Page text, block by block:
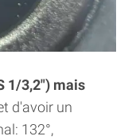
1/3,2") mais
d'avoir un
132°,